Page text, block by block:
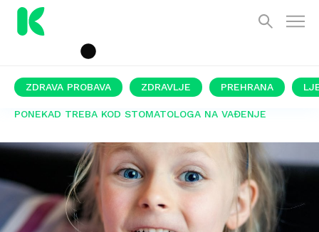
ZDRAVA PROBAVA ZDRAVLJE PREHRANA
PONEKAD TREBA KOD STOMATOLOGA NA VAĐENJE